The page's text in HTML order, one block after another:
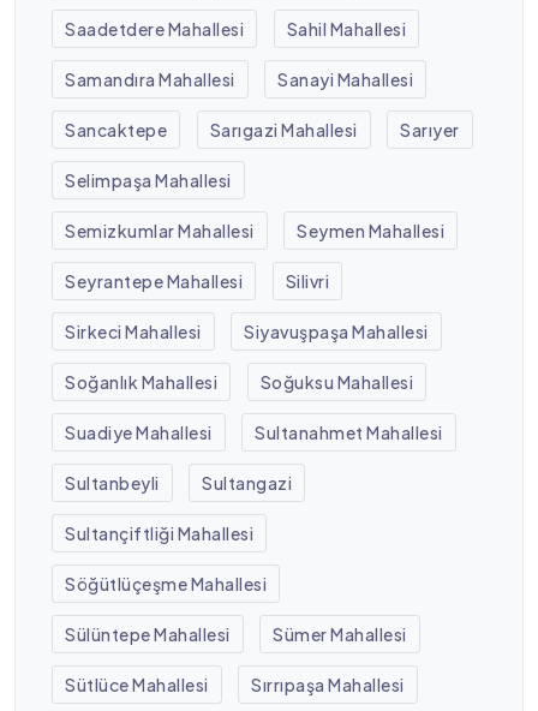
Saadetdere Mahallesi Sahil Mahallesi
Samandıra Mahallesi Sanayi Mahallesi
Sancaktepe Sarıgazi Mahallesi Sarıyer
Selimpaşa Mahallesi
Semizkumlar Mahallesi Seymen Mahallesi
Seyrantepe Mahallesi Silivri
Sirkeci Mahallesi Siyavuşpaşa Mahallesi
Soğanlık Mahallesi Soğuksu Mahallesi
Suadiye Mahallesi Sultanahmet Mahallesi
Sultanbeyli Sultangazi
Sultançiftliği Mahallesi
Söğütlüçeşme Mahallesi
Sülüntepe Mahallesi Sümer Mahallesi
Sütlüce Mahallesi Sırrıpaşa Mahallesi